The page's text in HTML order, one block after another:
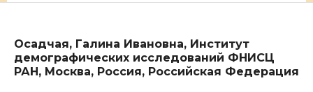
Осадчая, Галина Ивановна, Институт
демографических исследований ФНИСЦ
РАН, Москва, Россия, Российская Федерация